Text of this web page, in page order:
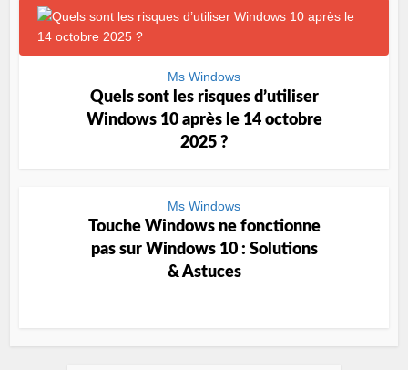
Ms Windows
Quels sont les risques d’utiliser
Windows 10 après le 14 octobre
2025 ?
Ms Windows
Touche Windows ne fonctionne
pas sur Windows 10 : Solutions
& Astuces